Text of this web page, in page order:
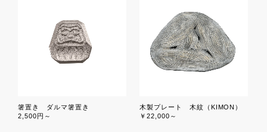
箸置き ダルマ箸置き
2,500円～
木製プレート 木紋（KIMON）
￥22,000～